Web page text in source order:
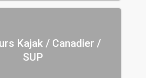
Kajak / Canadier /
SUP